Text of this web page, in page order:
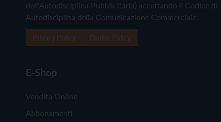
dell'Autodisciplina Pubblicitaria) accettando il Codice di
Autodisciplina della Comunicazione Commerciale
E-Shop
Vendita Online
Abbonamenti